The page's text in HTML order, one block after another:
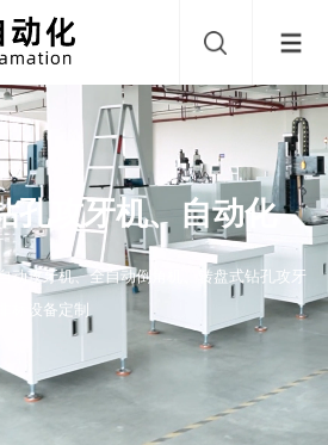
孔攻牙机、自动化
动攻牙机、全自动倒角机、转盘式钻孔攻牙
标设备定制